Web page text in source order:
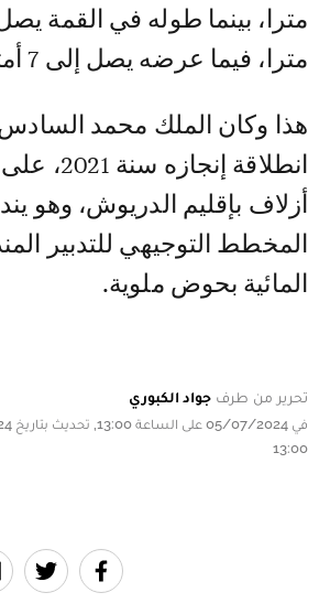
مترا، فيما عرضه يصل إلى 7 أمتار.
هذا وكان الملك محمد
انطلاقة
أزلاف بإقليم الدريوش، وهو
المخطط التوجيهي للتدبير
المائية بحوض ملوية.
تحرير من طرف جواد الكبوري
13:00